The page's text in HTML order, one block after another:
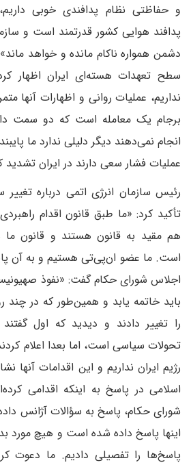
و حفاظتی نظام پدافندی خوبی
پدافند هوایی کشور قدرتمند است و
دشمن همواره ناکام مانده و خواهد
سطح تعهدات هسته‌ای ایران اظهار
نداریم، عملیات روانی و اظهارات آنها
برجام یک معامله است که دو سمت
انجام نمی‌دهند دیگر دلیلی ندارد ما
عملیات فشار سعی دارند در ایران تشدید
رئیس سازمان انرژی اتمی درباره
تأکید کرد: «ما طبق قانون اقدام
هم مقید به قانون هستند و قانون
است. ما عضو ان‌پی‌تی هستیم و به آن
اجلاس شورای حکام گفت: «نفوذ
باید خاتمه یابد و همین‌طور که در چند
را تغییر دادند و دیدید که اول
تحولات سیاسی است، اما بعدا اعلام
رژیم ایران نداریم و این اقدامات
اسلامی در پاسخ به اینکه اقدامی
شورای حکام، پاسخ به سؤالات آژانس
اینها پاسخ داده شده است و هیچ مورد
پاسخ‌ها را تفصیلی دادیم. ما دعوت